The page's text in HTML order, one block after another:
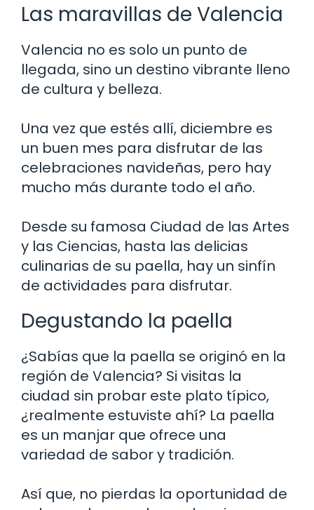
Las maravillas de Valencia
Valencia no es solo un punto de
llegada, sino un destino vibrante lleno
de cultura y belleza.
Una vez que estés allí, diciembre es
un buen mes para disfrutar de las
celebraciones navideñas, pero hay
mucho más durante todo el año.
Desde su famosa Ciudad de las Artes
y las Ciencias, hasta las delicias
culinarias de su paella, hay un sinfín
de actividades para disfrutar.
Degustando la paella
¿Sabías que la paella se originó en la
región de Valencia? Si visitas la
ciudad sin probar este plato típico,
¿realmente estuviste ahí? La paella
es un manjar que ofrece una
variedad de sabor y tradición.
Así que, no pierdas la oportunidad de